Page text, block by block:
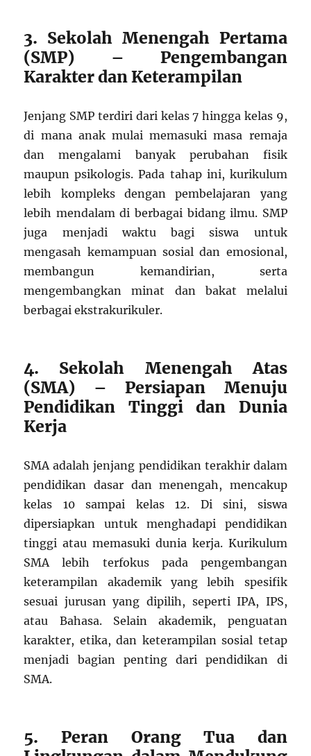
3. Sekolah Menengah Pertama
(SMP) – Pengembangan
Karakter dan Keterampilan
Jenjang SMP terdiri dari kelas 7 hingga kelas 9,
di mana anak mulai memasuki masa remaja
dan mengalami banyak perubahan fisik
maupun psikologis. Pada tahap ini, kurikulum
lebih kompleks dengan pembelajaran yang
lebih mendalam di berbagai bidang ilmu. SMP
juga menjadi waktu bagi siswa untuk
mengasah kemampuan sosial dan emosional,
membangun kemandirian, serta
mengembangkan minat dan bakat melalui
berbagai ekstrakurikuler.
4. Sekolah Menengah Atas
(SMA) – Persiapan Menuju
Pendidikan Tinggi dan Dunia
Kerja
SMA adalah jenjang pendidikan terakhir dalam
pendidikan dasar dan menengah, mencakup
kelas 10 sampai kelas 12. Di sini, siswa
dipersiapkan untuk menghadapi pendidikan
tinggi atau memasuki dunia kerja. Kurikulum
SMA lebih terfokus pada pengembangan
keterampilan akademik yang lebih spesifik
sesuai jurusan yang dipilih, seperti IPA, IPS,
atau Bahasa. Selain akademik, penguatan
karakter, etika, dan keterampilan sosial tetap
menjadi bagian penting dari pendidikan di
SMA.
5. Peran Orang Tua dan